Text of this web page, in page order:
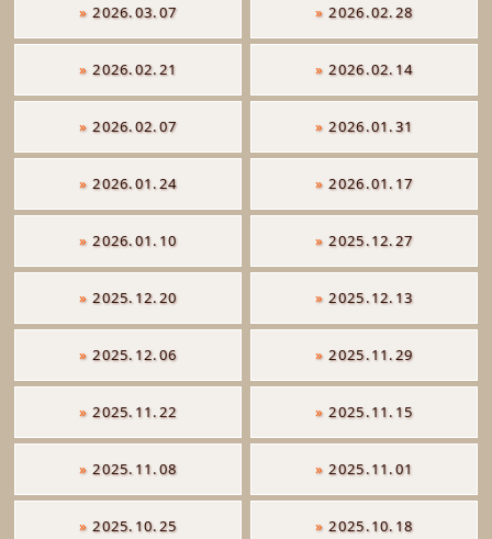
» 2026.03.07 » 2026.02.28
» 2026.02.21 » 2026.02.14
» 2026.02.07 » 2026.01.31
» 2026.01.24 » 2026.01.17
» 2026.01.10 » 2025.12.27
» 2025.12.20 » 2025.12.13
» 2025.12.06 » 2025.11.29
» 2025.11.22 » 2025.11.15
» 2025.11.08 » 2025.11.01
» 2025.10.25 » 2025.10.18